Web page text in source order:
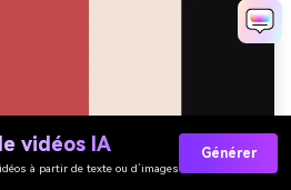
vidéos IA
à partir de texte ou d’images
Générer